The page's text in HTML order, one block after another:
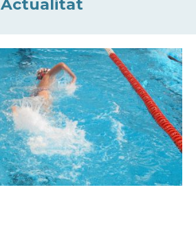
Actualitat